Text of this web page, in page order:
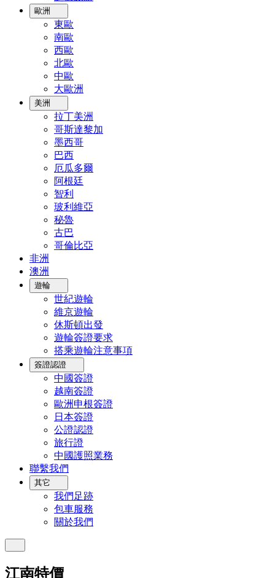
歐洲
東歐
南歐
西歐
北歐
中歐
大歐洲
美洲
拉丁美洲
哥斯達黎加
墨西哥
巴西
厄瓜多爾
阿根廷
智利
玻利維亞
秘魯
古巴
哥倫比亞
非洲
澳洲
遊輪
世紀遊輪
維京遊輪
休斯頓出發
遊輪簽證要求
搭乘遊輪注意事項
簽證認證
中國簽證
越南簽證
歐洲申根簽證
日本簽證
公證認證
旅行證
中國護照業務
聯繫我們
其它
我們足跡
包車服務
關於我們
江南特價